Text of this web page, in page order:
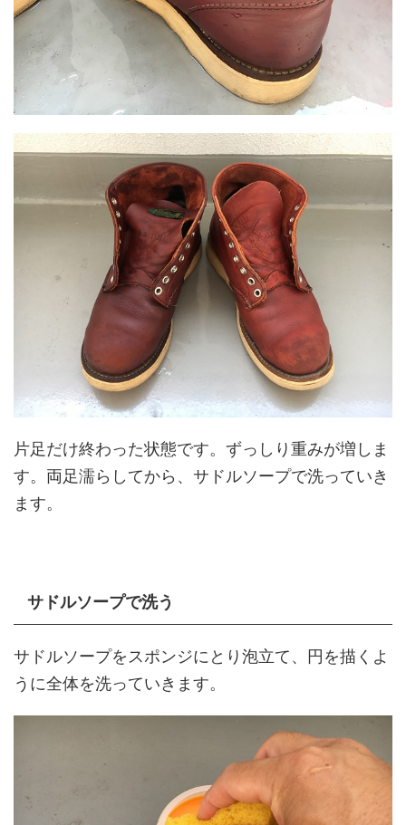
片足だけ終わった状態です。ずっしり重みが増しま
す。両足濡らしてから、サドルソープで洗っていき
ます。
サドルソープで洗う
サドルソープをスポンジにとり泡立て、円を描くよ
うに全体を洗っていきます。